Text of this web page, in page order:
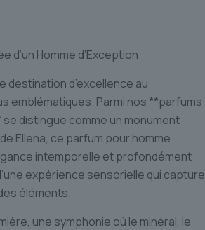
d’un Homme d’Exception
destination d’excellence au
emblématiques. Parmi nos **parfums
distingue comme un monument
Ellena, ce parfum pour homme
intemporelle et profondément
expérience sensorielle qui capture
éléments.
une symphonie où le minéral, le